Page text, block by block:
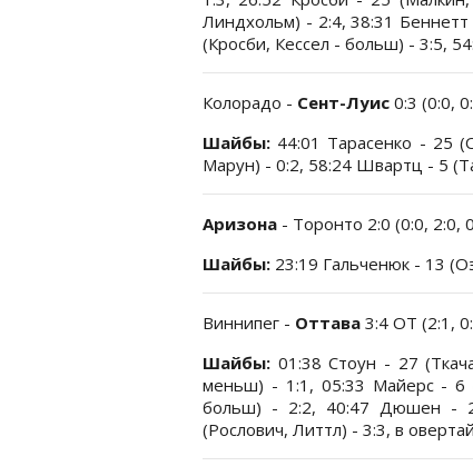
Линдхольм) - 2:4, 38:31
(Кросби, Кессел - больш) - 3:5,
Колорадо - Сент-Луис 0:3 (0:0,
Шайбы: 44:01 Тарасенко - 25
Марун) - 0:2, 58:24 Швартц - 5
Аризона - Торонто 2:0 (0:0, 2:0,
Шайбы: 23:19 Гальченюк - 13
Виннипег - Оттава 3:4 ОТ (2:1,
Шайбы: 01:38 Стоун - 27
меньш) - 1:1, 05:33 Майерс - 6
больш) - 2:2, 40:47 Дюшен -
(Рослович, Литтл) - 3:3, в